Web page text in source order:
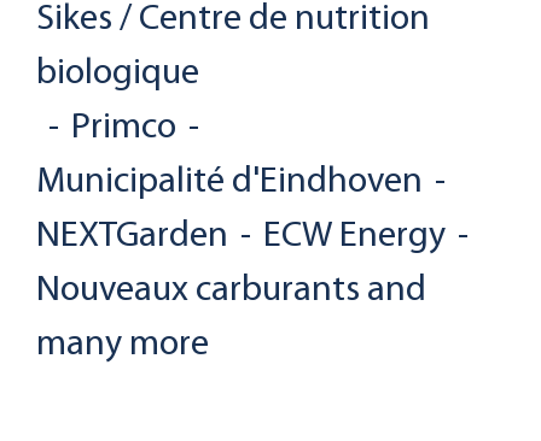
Sikes / Centre de nutrition
biologique
- Primco -
Municipalité d'Eindhoven -
NEXTGarden - ECW Energy -
Nouveaux carburants and
many more